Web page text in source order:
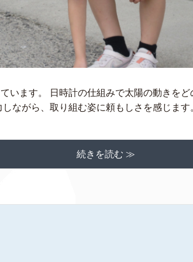
います。 日時計の仕組みで太陽の動きを
ながら、取り組む姿に頼もしさを感じます
続きを読む ≫